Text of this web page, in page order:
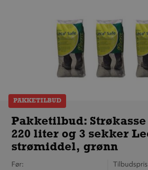
PAKKETILBUD
Pakketilbud:
på 220 liter
og 3 sekker
Leca Safe
strømiddel,
Pakketilbud: Strøkasse
220 liter og 3 sekker
strømiddel, grønn
Tilbudspris
Før